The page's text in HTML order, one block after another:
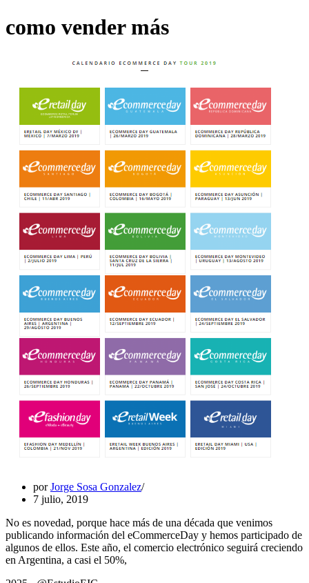
como vender más
porJorge Sosa Gonzalez
7 julio, 2019
No es novedad, porque hace más de una década que venimos
publicando información del eCommerceDay y hemos participado de
algunos de ellos. Este año, el comercio electrónico seguirá creciendo
en Argentina, a casi el 50%,